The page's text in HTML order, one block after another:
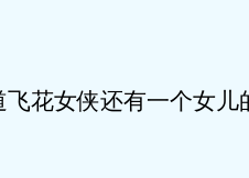
飞花女侠还有一个女